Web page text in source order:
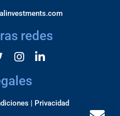
redes
| Privacidad